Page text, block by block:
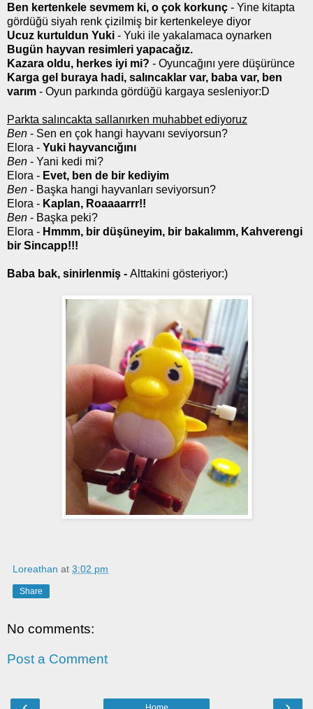
Ben kertenkele sevmem ki, o çok korkunç - Yine kitapta
gördüğü siyah renk çizilmiş bir kertenkeleye diyor
Ucuz kurtuldun Yuki - Yuki ile yakalamaca oynarken
Bugün hayvan resimleri yapacağız.
Kazara oldu, herkes iyi mi? - Oyuncağını yere düşürünce
Karga gel buraya hadi, salıncaklar var, baba var, ben
varım - Oyun parkında gördüğü kargaya sesleniyor:D
Parkta salıncakta sallanırken muhabbet ediyoruz
Ben - Sen en çok hangi hayvanı seviyorsun?
Elora - Yuki hayvancığını
Ben - Yani kedi mi?
Elora - Evet, ben de bir kediyim
Ben - Başka hangi hayvanları seviyorsun?
Elora - Kaplan, Roaaaarrr!!
Ben - Başka peki?
Elora - Hmmm, bir düşüneyim, bir bakalımm, Kahverengi
bir Sincapp!!!
Baba bak, sinirlenmiş - Alttakini gösteriyor:)
Loreathan at 3:02 pm
Share
No comments:
Post a Comment